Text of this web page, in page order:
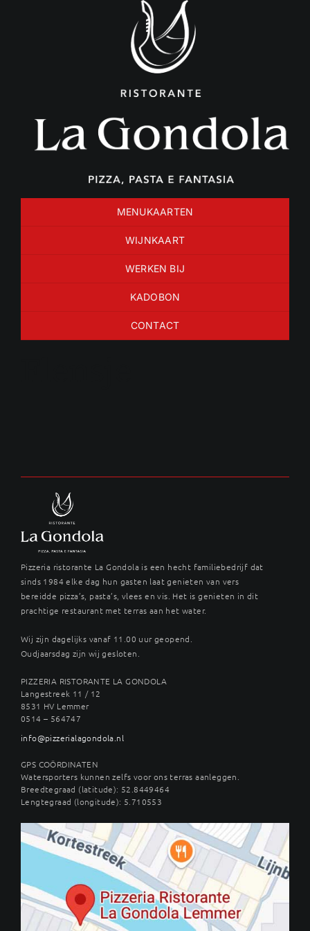
MENUKAARTEN
WIJNKAART
WERKEN BIJ
KADOBON
CONTACT
Pizzeria ristorante La Gondola is een hecht familiebedrijf dat
sinds 1984 elke dag hun gasten laat genieten van vers
bereidde pizza’s, pasta’s, vlees en vis. Het is genieten in dit
prachtige restaurant met terras aan het water.
Wij zijn dagelijks vanaf 11.00 uur geopend.
Oudjaarsdag zijn wij gesloten.
PIZZERIA RISTORANTE LA GONDOLA
Langestreek 11 / 12
8531 HV Lemmer
0514 – 564747
info@pizzerialagondola.nl
GPS COÖRDINATEN
Watersporters kunnen zelfs voor ons terras aanleggen.
Breedtegraad (latitude): 52.8449464
Lengtegraad (longitude): 5.710553